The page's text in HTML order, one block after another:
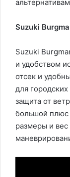
Suzuki
Suzuki
и удобством
отсек и
для
защита от
большой плюс
размеры и